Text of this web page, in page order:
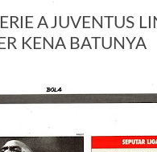
A JUVENTUS
KENA BATUNYA